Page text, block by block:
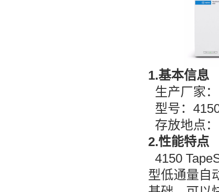
1.基本信息
生产厂家
型号：
存放地点
2.性能特点
4150
型低通量自